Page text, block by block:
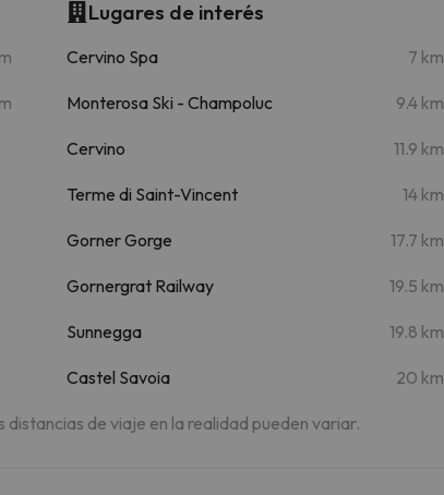
Lugares de interés
Cervino Spa 7 km
Monterosa Ski - Champoluc 9.4 km
Cervino 11.9 km
Terme di Saint-Vincent 14 km
Gorner Gorge 17.7 km
Gornergrat Railway 19.5 km
Sunnegga 19.8 km
Castel Savoia 20 km
distancias de viaje en la realidad pueden variar.